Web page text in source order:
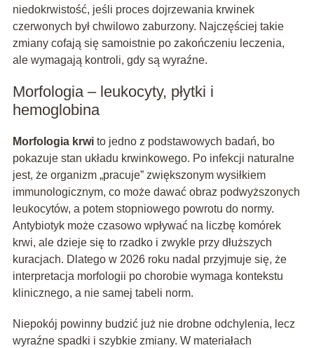
niedokrwistość, jeśli proces dojrzewania krwinek
czerwonych był chwilowo zaburzony. Najczęściej takie
zmiany cofają się samoistnie po zakończeniu leczenia,
ale wymagają kontroli, gdy są wyraźne.
Morfologia – leukocyty, płytki i
hemoglobina
Morfologia krwito jedno z podstawowych badań, bo
pokazuje stan układu krwinkowego. Po infekcji naturalne
jest, że organizm „pracuje” zwiększonym wysiłkiem
immunologicznym, co może dawać obraz podwyższonych
leukocytów, a potem stopniowego powrotu do normy.
Antybiotyk może czasowo wpływać na liczbę komórek
krwi, ale dzieje się to rzadko i zwykle przy dłuższych
kuracjach. Dlatego w 2026 roku nadal przyjmuje się, że
interpretacja morfologii po chorobie wymaga kontekstu
klinicznego, a nie samej tabeli norm.
Niepokój powinny budzić już nie drobne odchylenia, lecz
wyraźne spadki i szybkie zmiany. W materiałach